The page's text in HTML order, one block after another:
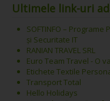
Ultimele link-uri
SOFTINFO –
și Securitate IT
RANIAN TRAVEL SRL
Euro Team Travel - O
Etichete Textile
Transport Total
Hello Holidays